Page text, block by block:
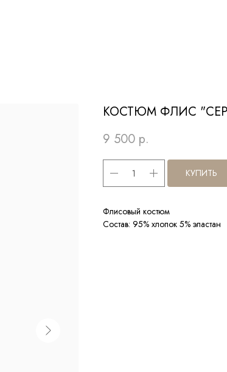
КОСТЮМ ФЛИС
9 500 р.
КУПИТЬ
Флисовый костюм
Состав: 95% хлопок 5% эластан